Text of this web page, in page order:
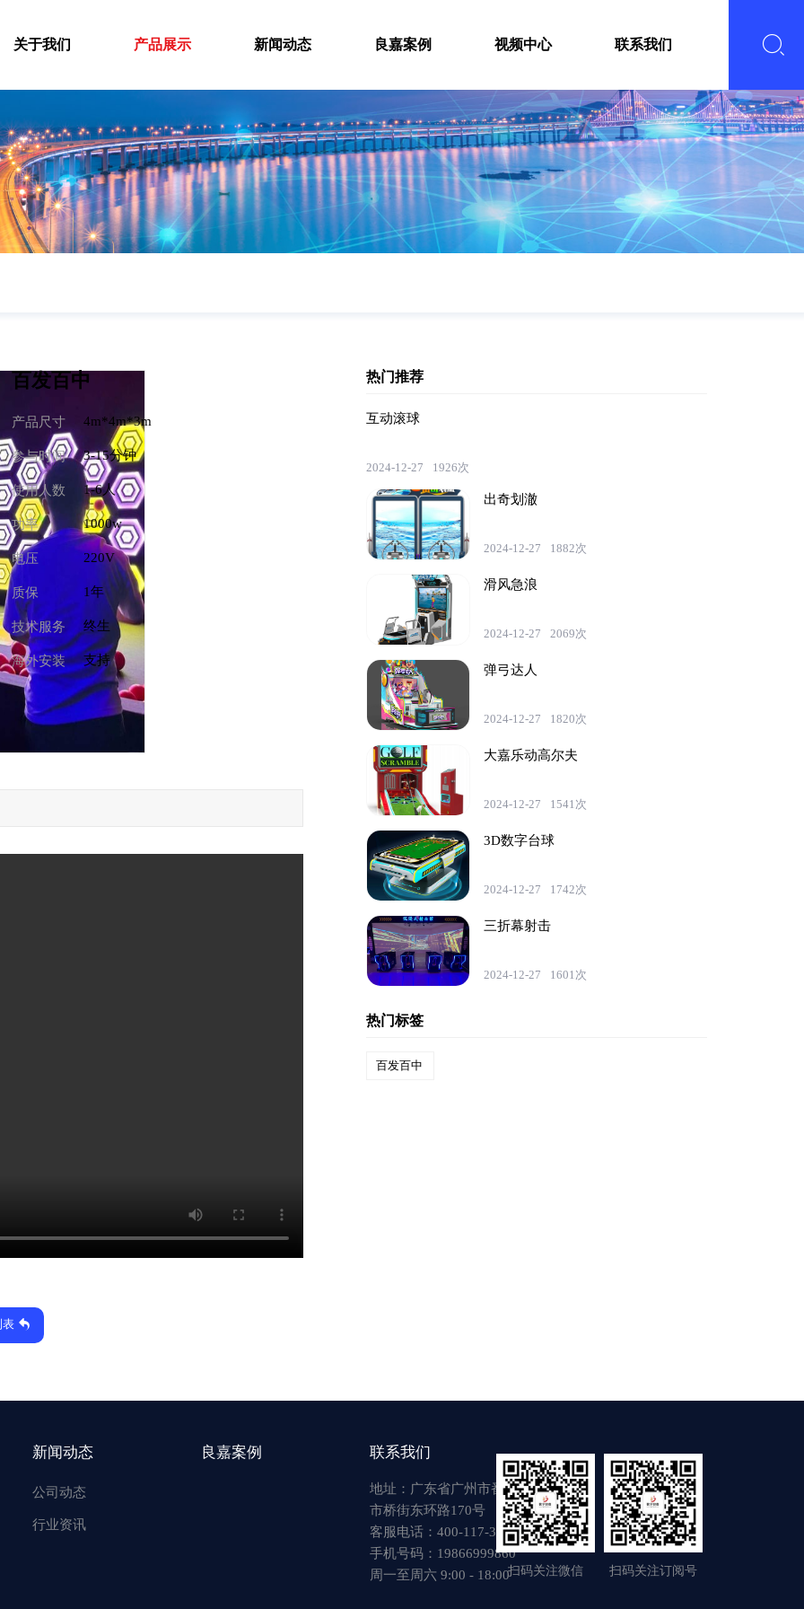
关于我们 产品展示 新闻动态 良嘉案例 视频中心 联系我们
百发百中
产品尺寸 4m*4m*3m
参与时间 3-15分钟
使用人数 1-6人
功率 1000w
电压 220V
质保 1年
技术服务 终生
海外安装 支持
表
热门推荐
互动滚球
2024-12-27 1926次
出奇划澈
2024-12-27 1882次
滑风急浪
2024-12-27 2069次
弹弓达人
2024-12-27 1820次
大嘉乐动高尔夫
2024-12-27 1541次
3D数字台球
2024-12-27 1742次
三折幕射击
2024-12-27 1601次
热门标签
百发百中
新闻动态
公司动态
行业资讯
良嘉案例 联系我们
地址：广东省广州市番禺区
市桥街东环路170号
客服电话：400-117-3917
手机号码：19866999860
周一至周六 9:00 - 18:00扫码关注微信 扫码关注订阅号